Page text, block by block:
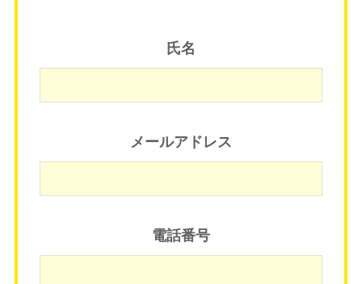
氏名
メールアドレス
電話番号